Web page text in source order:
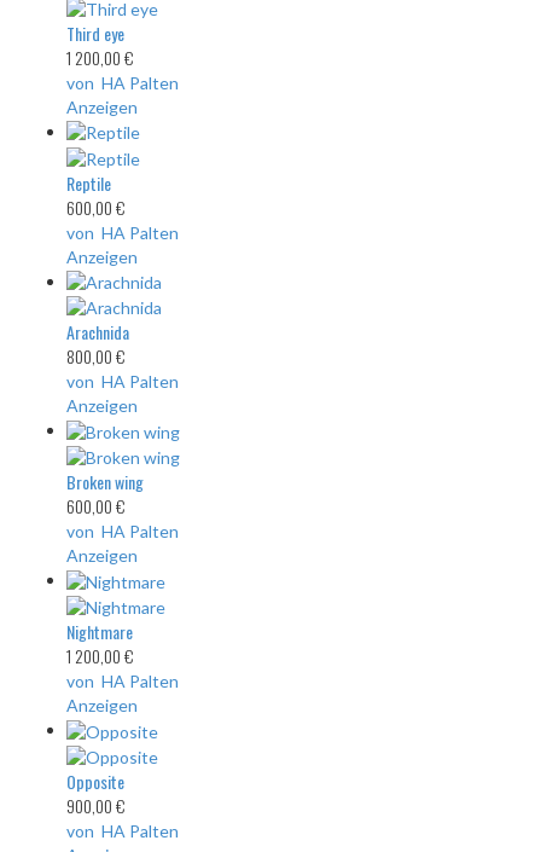
Third eye
1 200,00 €
von HA Palten
Anzeigen
Reptile
600,00 €
von HA Palten
Anzeigen
Arachnida
800,00 €
von HA Palten
Anzeigen
Broken wing
600,00 €
von HA Palten
Anzeigen
Nightmare
1 200,00 €
von HA Palten
Anzeigen
Opposite
900,00 €
von HA Palten